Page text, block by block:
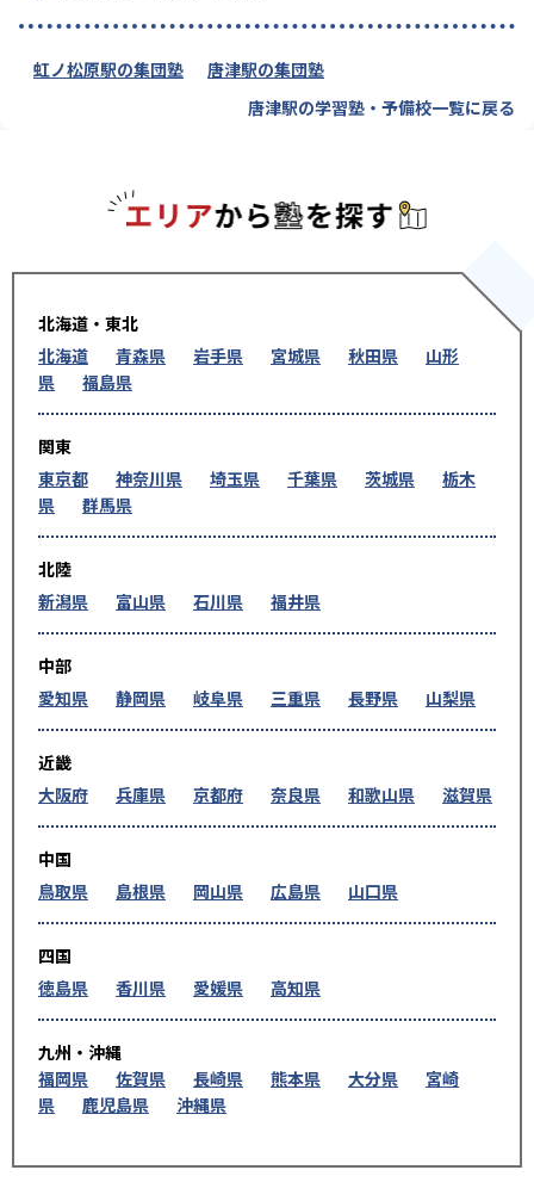
虹ノ松原駅の集団塾
唐津駅の集団塾
唐津駅の学習塾・予備校一覧に戻る
北海道・東北
北海道
青森県 岩手県 宮城県 秋田県
山形
県
福島県
関東
東京都
神奈川県 埼玉県 千葉県 茨城県
栃木
県
群馬県
北陸
新潟県
富山県 石川県 福井県
中部
愛知県
静岡県 岐阜県 三重県 長野県 山梨県
近畿
大阪府
兵庫県 京都府 奈良県 和歌山県 滋賀県
中国
鳥取県
島根県 岡山県 広島県 山口県
四国
徳島県
香川県 愛媛県 高知県
九州・沖縄
福岡県
佐賀県 長崎県 熊本県 大分県
宮崎
県
鹿児島県 沖縄県